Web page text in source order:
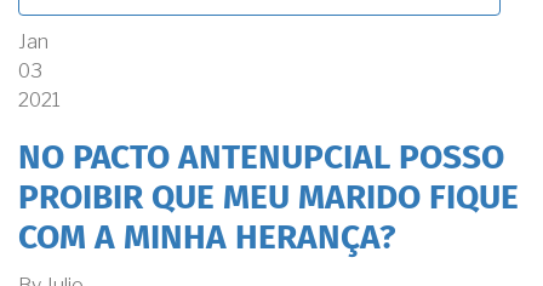
Jan
03
2021
NO PACTO ANTENUPCIAL POSSO
PROIBIR QUE MEU MARIDO FIQUE
COM A MINHA HERANÇA?